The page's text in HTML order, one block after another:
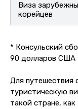
Виза
корейцев
* Консульский
90 долларов США
Для путешествия
туристическую
такой стране, как